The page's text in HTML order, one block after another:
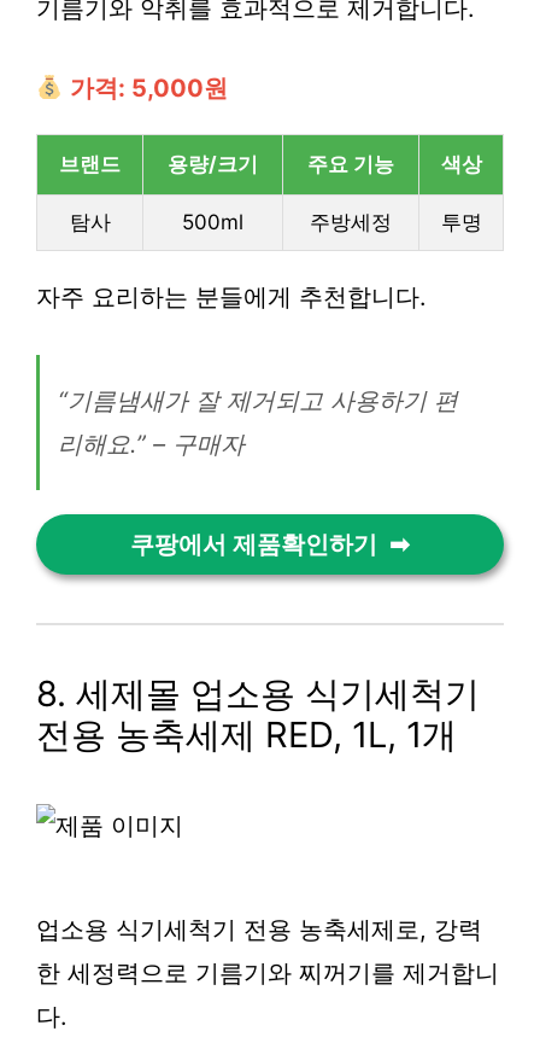
기름기와 악취를 효과적으로 제거합니다.
가격: 5,000원
브랜드 용량/크기 주요 기능 색상
탐사 500ml 주방세정 투명
자주 요리하는 분들에게 추천합니다.
“기름냄새가 잘 제거되고 사용하기 편
리해요.” – 구매자
쿠팡에서 제품확인하기
8. 세제몰 업소용 식기세척기
전용 농축세제 RED, 1L, 1개
업소용 식기세척기 전용 농축세제로, 강력
한 세정력으로 기름기와 찌꺼기를 제거합니
다.